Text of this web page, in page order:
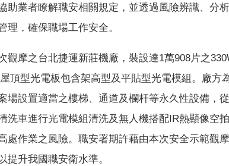
助業者瞭解職安相關規定，並透過風險辨識、分
理，確保職場工作安全。
觀摩之台北捷運新莊機廠，裝設達1萬908片之
頂型光電板包含架高型及平貼型光電模組。廠方
場設置適當之樓梯、通道及欄杆等永久性設備，
洗車進行光電模組清洗及無人機搭配IR熱顯像空
處作業之風險。職安署期許藉由本次安全示範觀
提升我國職安衛水準。